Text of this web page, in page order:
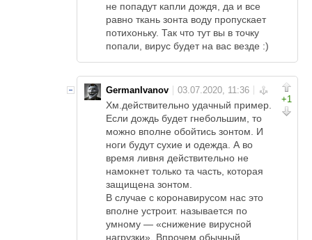
не попадут капли дождя, да и все
равно ткань зонта воду пропускает
потихоньку. Так что тут вы в точку
попали, вирус будет на вас везде :)
+1
GermanIvanov
Хм.действительно удачный пример.
Если дождь будет гнебольшим, то
можно вполне обойтись зонтом. И
ноги будут сухие и одежда. А во
время ливня действительно не
намокнет только та часть, которая
защищена зонтом.
В случае с коронавирусом нас это
вполне устроит. называется по
умному — «снижение вирусной
нагрузки». Впрочем обычный